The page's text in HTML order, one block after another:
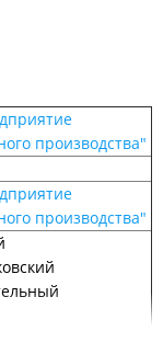
производства"
производства"